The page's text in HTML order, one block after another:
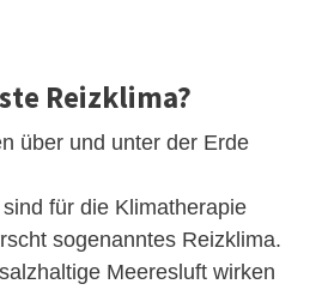
Reizklima?
über und unter der Erde
für die Klimatherapie
sogenanntes Reizklima.
Meeresluft wirken